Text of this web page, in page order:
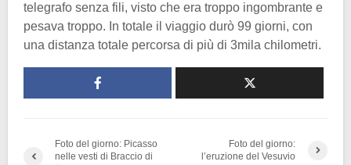
telegrafo senza fili, visto che era troppo ingombrante e
pesava troppo. In totale il viaggio durò 99 giorni, con
una distanza totale percorsa di più di 3mila chilometri.
Foto del giorno: Picasso
nelle vesti di Braccio di
Foto del giorno:
l’eruzione del Vesuvio